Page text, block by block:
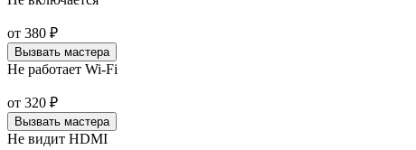
от 380 ₽
Вызвать мастера
Не работает Wi-Fi
от 320 ₽
Вызвать мастера
Не видит HDMI